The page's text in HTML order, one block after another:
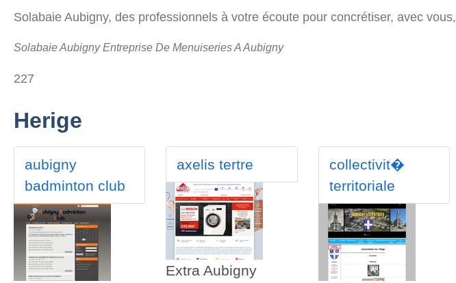
Solabaie Aubigny, des professionnels à votre écoute pour concrétiser, avec
Solabaie Aubigny Entreprise De Menuiseries A Aubigny
227
Herige
aubigny
badminton club
axelis tertre
Extra Aubigny
collectivit�
territoriale